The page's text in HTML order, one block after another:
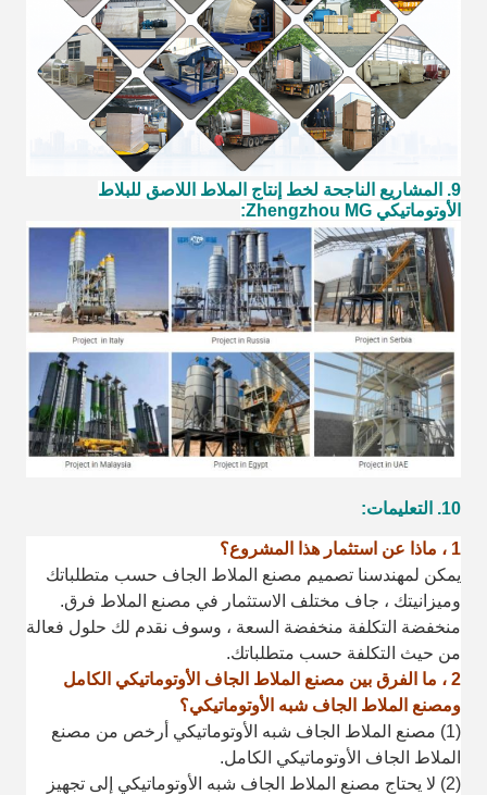
9. المشاريع الناجحة لخط إنتاج الملاط اللاصق للبلاط
الأوتوماتيكي Zhengzhou MG:
10. التعليمات:
1 ، ماذا عن استثمار هذا المشروع؟
يمكن لمهندسنا تصميم مصنع الملاط الجاف حسب متطلباتك
وميزانيتك ، جاف مختلف الاستثمار في مصنع الملاط فرق.
منخفضة التكلفة منخفضة السعة ، وسوف نقدم لك حلول فعالة
من حيث التكلفة حسب متطلباتك.
2 ، ما الفرق بين مصنع الملاط الجاف الأوتوماتيكي الكامل
ومصنع الملاط الجاف شبه الأوتوماتيكي؟
(1) مصنع الملاط الجاف شبه الأوتوماتيكي أرخص من مصنع
الملاط الجاف الأوتوماتيكي الكامل.
(2) لا يحتاج مصنع الملاط الجاف شبه الأوتوماتيكي إلى تجهيز